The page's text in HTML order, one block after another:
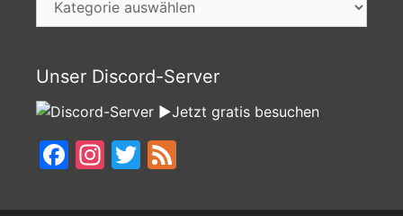
Unser Discord-Server
►Jetzt gratis besuchen
Facebook
Instagram
Twitter